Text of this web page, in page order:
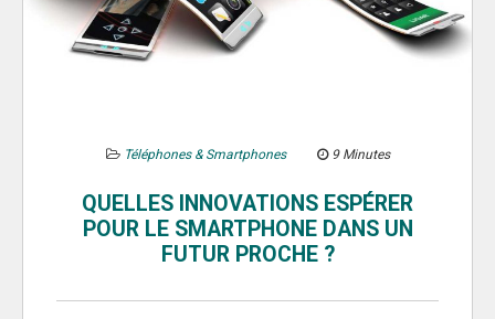
Téléphones & Smartphones 9 Minutes
QUELLES INNOVATIONS ESPÉRER
POUR LE SMARTPHONE DANS UN
FUTUR PROCHE ?